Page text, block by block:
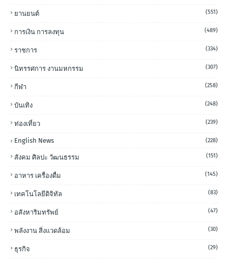
ยานยนต์ (551)
การเงิน การลงทุน (489)
ราชการ (334)
นิทรรศการ งานมหกรรม (307)
กีฬา (258)
บันเทิง (248)
ท่องเที่ยว (239)
English News (228)
สังคม ศิลปะ วัฒนธรรม (151)
อาหาร เครื่องดื่ม (145)
เทคโนโลยีดิจิทัล (83)
อสังหาริมทรัพย์ (47)
พลังงาน สิ่งแวดล้อม (30)
ธุรกิจ (29)